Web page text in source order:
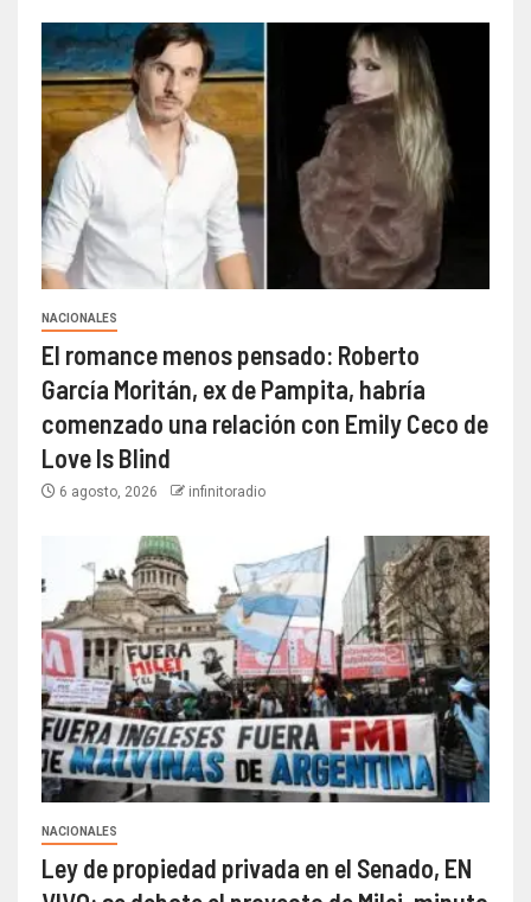
NACIONALES
El romance menos pensado: Roberto
García Moritán, ex de Pampita, habría
comenzado una relación con Emily Ceco de
Love Is Blind
6 agosto, 2026 infinitoradio
NACIONALES
Ley de propiedad privada en el Senado, EN